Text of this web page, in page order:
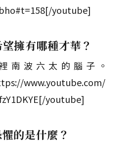
youtube]
擁有哪種才華？
南波六太的腦子。
www.youtube.com/
youtube]
的是什麼？